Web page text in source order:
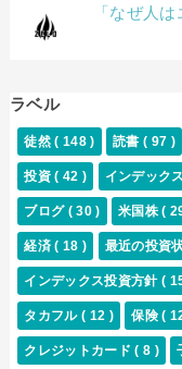
「なぜ人
ラベル
徒然( 148 ) 読書 ( 97 )
投資( 42 ) インデック
ブログ ( 30 ) 米国株(
経済( 18 ) 最近の投資
インデックス投資方針 (
タカフル( 12 ) 保険(
クレジットカード( 8 )